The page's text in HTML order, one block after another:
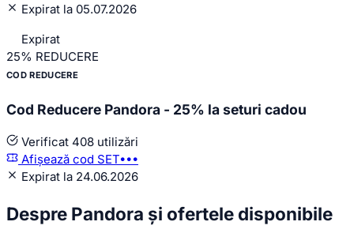
Expirat la 05.07.2026
Expirat
25% REDUCERE
COD REDUCERE
Cod Reducere Pandora - 25% la seturi cadou
Verificat 408 utilizări
Afișează cod SET•••
Expirat la 24.06.2026
Despre Pandora și ofertele disponibile